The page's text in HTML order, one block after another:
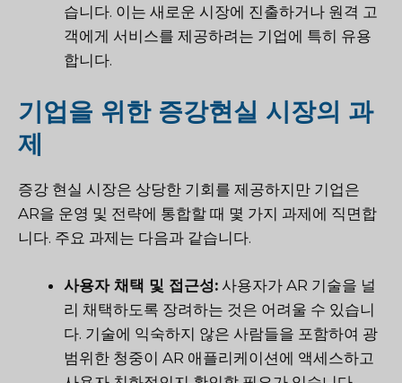
습니다. 이는 새로운 시장에 진출하거나 원격 고
객에게 서비스를 제공하려는 기업에 특히 유용
합니다.
기업을 위한 증강현실 시장의 과
제
증강 현실 시장은 상당한 기회를 제공하지만 기업은
AR을 운영 및 전략에 통합할 때 몇 가지 과제에 직면합
니다. 주요 과제는 다음과 같습니다.
사용자 채택 및 접근성: 사용자가 AR 기술을 널
리 채택하도록 장려하는 것은 어려울 수 있습니
다. 기술에 익숙하지 않은 사람들을 포함하여 광
범위한 청중이 AR 애플리케이션에 액세스하고